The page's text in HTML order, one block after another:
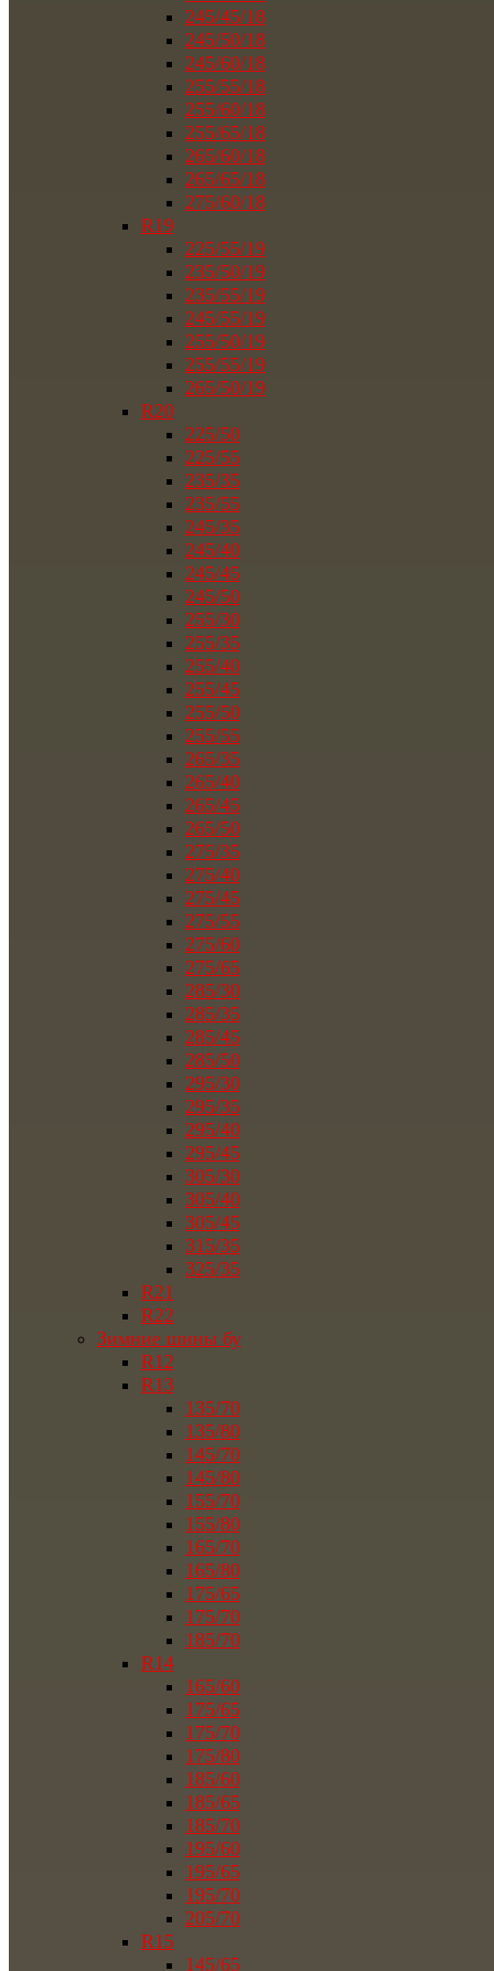
245/45/18
245/50/18
245/60/18
255/55/18
255/60/18
255/65/18
265/60/18
265/65/18
275/60/18
R19
225/55/19
235/50/19
235/55/19
245/55/19
255/50/19
255/55/19
265/50/19
R20
225/50
225/55
235/35
235/55
245/35
245/40
245/45
245/50
255/30
255/35
255/40
255/45
255/50
255/55
265/35
265/40
265/45
265/50
275/35
275/40
275/45
275/55
275/60
275/65
285/30
285/35
285/45
285/50
295/30
295/35
295/40
295/45
305/30
305/40
305/45
315/35
325/35
R21
R22
Зимние шины бу
R12
R13
135/70
135/80
145/70
145/80
155/70
155/80
165/70
165/80
175/65
175/70
185/70
R14
165/60
175/65
175/70
175/80
185/60
185/65
185/70
195/60
195/65
195/70
205/70
R15
145/65